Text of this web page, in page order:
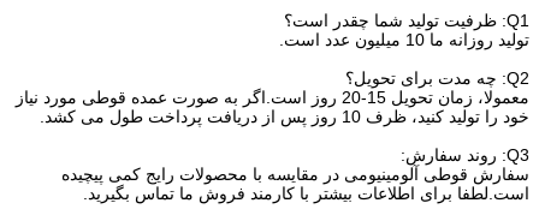
Q1: ظرفیت تولید شما چقدر است؟
تولید روزانه ما 10 میلیون عدد است.
Q2: چه مدت برای تحویل؟
معمولا، زمان تحویل 15-20 روز است.اگر به صورت عمده قوطی مورد نیاز
خود را تولید کنید، ظرف 10 روز پس از دریافت پرداخت طول می کشد.
Q3: روند سفارش:
سفارش قوطی آلومینیومی در مقایسه با محصولات رایج کمی پیچیده
است.لطفا برای اطلاعات بیشتر با کارمند فروش ما تماس بگیرید.